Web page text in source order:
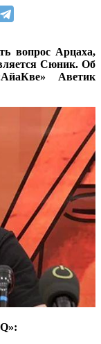
вопрос Арцаха,
Сюник. Об
Аветик